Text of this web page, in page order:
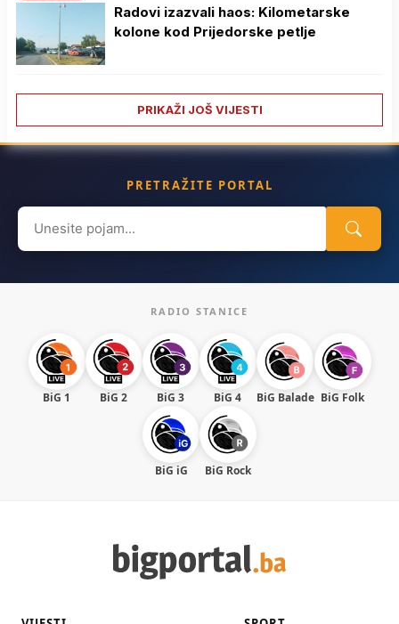
Radovi izazvali haos: Kilometarske
kolone kod Prijedorske petlje
PRIKAŽI JOŠ VIJESTI
PRETRAŽITE PORTAL
Search
for:
RADIO STANICE
BiG 1 BiG 2 BiG 3 BiG 4 BiG Balade BiG Folk
BiG iG BiG Rock